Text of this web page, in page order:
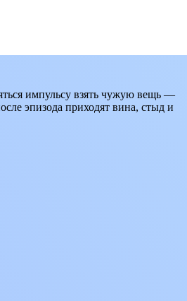
импульсу взять чужую вещь —
эпизода приходят вина, стыд и